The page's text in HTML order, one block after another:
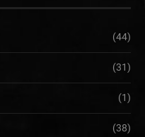
(44)
(31)
(1)
(38)